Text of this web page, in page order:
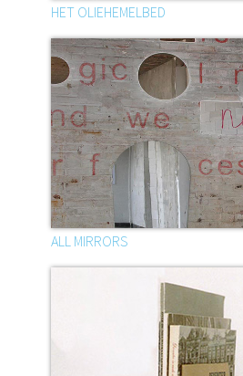
HET OLIEHEMELBED
ALL MIRRORS